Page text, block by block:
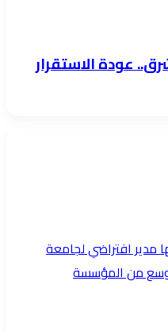
عودة الاستقرار
​مدير افتراضي لجامعة
من المؤسسة